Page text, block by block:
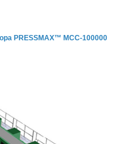
PRESSMAX™ МСС-100000